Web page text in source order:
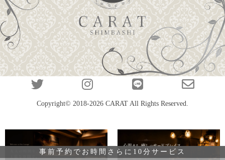
Copyright© 2018-2026 CARAT All Rights Reserved.
事前予約でお時間さらに10分サービス